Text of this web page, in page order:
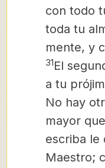
con todo
toda tu
mente, y
31El
a tu
No hay
mayor
escriba le
Maestro;